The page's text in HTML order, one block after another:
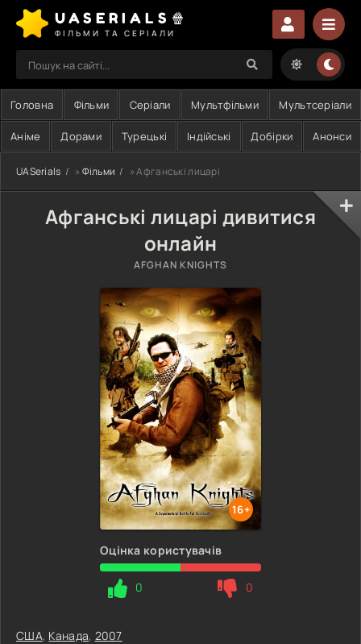
UASERIALS🍿
ФІЛЬМИ ТА СЕРІАЛИ
Головна Фільми Серіали Мультфільми Мультсеріали
Аніме Дорами Турецькі Індійські Добірки Анонси
UASerials » Фільми » Афганські лицарі
Афганські лицарі дивитися
онлайн
AFGHAN KNIGHTS
16+
Оцінка користувачів
0 0
США, Канада, 2007